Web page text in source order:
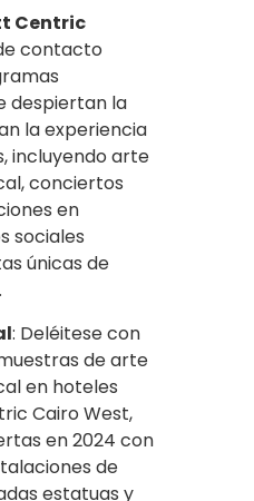
Centric
contacto
despiertan la
la experiencia
incluyendo arte
conciertos
en
sociales
únicas de
: Deléitese con
de arte
en hoteles
Cairo West,
en 2024 con
de
estatuas y